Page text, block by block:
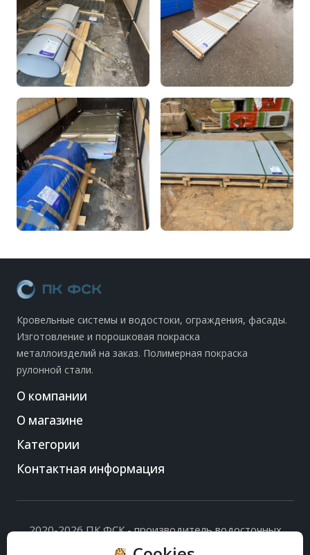
Кровельные системы и водостоки, ограждения, фасады.
Изготовление и порошковая покраска
металлоизделий на заказ. Полимерная покраска
рулонной стали.
О компании
О магазине
Категории
Контактная информация
2020-2026 ПК ФСК - производитель водосточных